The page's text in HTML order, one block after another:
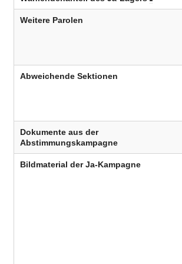
Weitere Parolen
Abweichende Sektionen
Dokumente aus der
Abstimmungskampagne
Bildmaterial der Ja-Kampagne